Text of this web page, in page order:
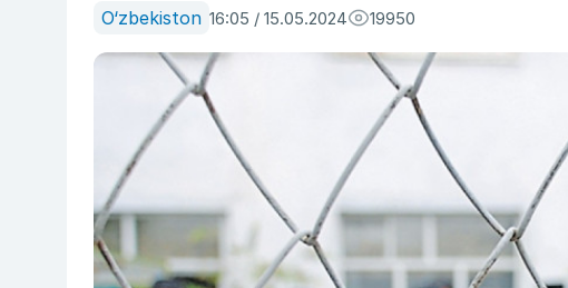
O‘zbekiston 16:05 / 15.05.2024 19950